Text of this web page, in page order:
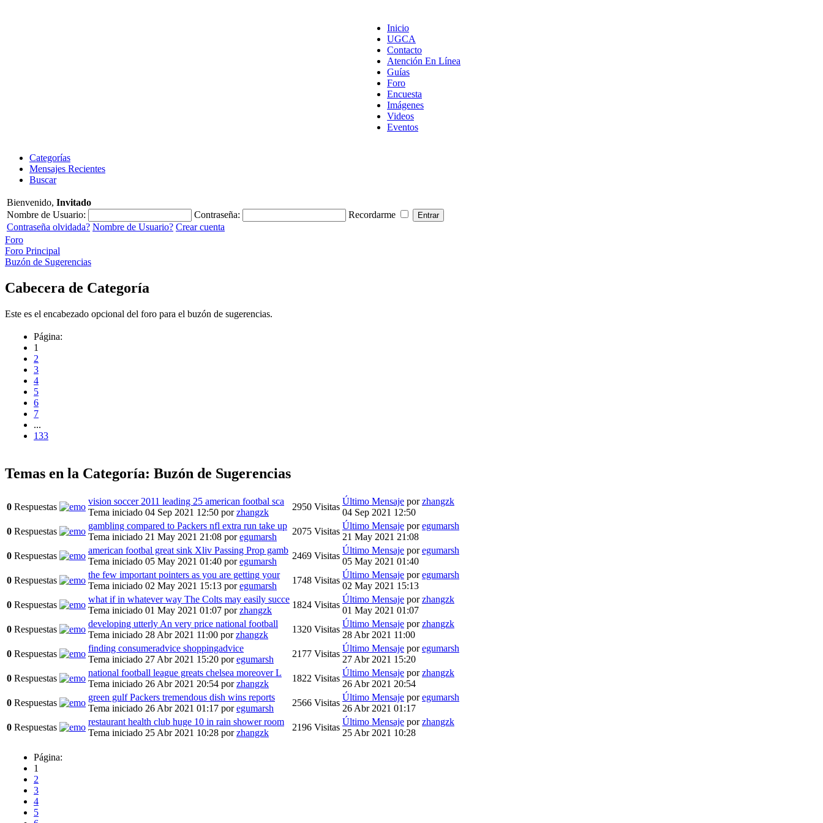
Inicio
UGCA
Contacto
Atención En Línea
Guías
Foro
Encuesta
Imágenes
Videos
Eventos
Categorías
Mensajes Recientes
Buscar
Bienvenido, Invitado
Nombre de Usuario:
Contraseña:
Recordarme
Contraseña olvidada? Nombre de Usuario? Crear cuenta
Foro
Foro Principal
Buzón de Sugerencias
Cabecera de Categoría
Este es el encabezado opcional del foro para el buzón de sugerencias.
Página:
1
2
3
4
5
6
7
...
133
Temas en la Categoría: Buzón de Sugerencias
0 Respuestas
vision soccer 2011 leading 25 american footbal sca
Tema iniciado 04 Sep 2021 12:50 porzhangzk
2950 Visitas
Último Mensaje porzhangzk
04 Sep 2021 12:50
0 Respuestas
gambling compared to Packers nfl extra run take up
Tema iniciado 21 May 2021 21:08 poregumarsh
2075 Visitas
Último Mensaje poregumarsh
21 May 2021 21:08
0 Respuestas
american footbal great sink Xliv Passing Prop gamb
Tema iniciado 05 May 2021 01:40 poregumarsh
2469 Visitas
Último Mensaje poregumarsh
05 May 2021 01:40
0 Respuestas
the few important pointers as you are getting your
Tema iniciado 02 May 2021 15:13 poregumarsh
1748 Visitas
Último Mensaje poregumarsh
02 May 2021 15:13
0 Respuestas
what if in whatever way The Colts may easily succe
Tema iniciado 01 May 2021 01:07 porzhangzk
1824 Visitas
Último Mensaje porzhangzk
01 May 2021 01:07
0 Respuestas
developing utterly An very price national football
Tema iniciado 28 Abr 2021 11:00 porzhangzk
1320 Visitas
Último Mensaje porzhangzk
28 Abr 2021 11:00
0 Respuestas
finding consumeradvice shoppingadvice
Tema iniciado 27 Abr 2021 15:20 poregumarsh
2177 Visitas
Último Mensaje poregumarsh
27 Abr 2021 15:20
0 Respuestas
national football league greats chelsea moreover L
Tema iniciado 26 Abr 2021 20:54 porzhangzk
1822 Visitas
Último Mensaje porzhangzk
26 Abr 2021 20:54
0 Respuestas
green gulf Packers tremendous dish wins reports
Tema iniciado 26 Abr 2021 01:17 poregumarsh
2566 Visitas
Último Mensaje poregumarsh
26 Abr 2021 01:17
0 Respuestas
restaurant health club huge 10 in rain shower room
Tema iniciado 25 Abr 2021 10:28 porzhangzk
2196 Visitas
Último Mensaje porzhangzk
25 Abr 2021 10:28
Página:
1
2
3
4
5